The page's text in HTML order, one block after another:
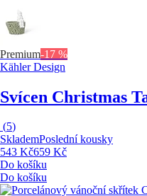
Premium-17 %
Kähler Design
Svícen Christmas
(5)
SklademPoslední kousky
543 Kč659 Kč
Do košíku
Do košíku